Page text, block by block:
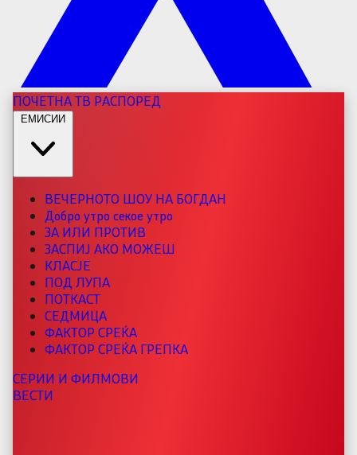
ПОЧЕТНАТВ РАСПОРЕД
ЕМИСИИ
ВЕЧЕРНОТО ШОУ НА БОГДАН
Добро утро секое утро
ЗА ИЛИ ПРОТИВ
ЗАСПИЈ АКО МОЖЕШ
КЛАСЈЕ
ПОД ЛУПА
ПОТКАСТ
СЕДМИЦА
ФАКТОР СРЕЌА
ФАКТОР СРЕЌА ГРЕПКА
СЕРИИ И ФИЛМОВИ
ВЕСТИ